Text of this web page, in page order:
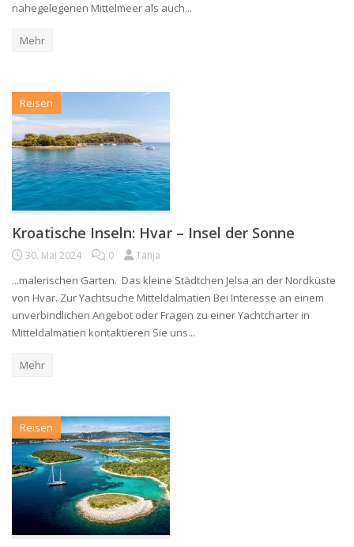
nahegelegenen Mittelmeer als auch...
Mehr
Reisen
Kroatische Inseln: Hvar – Insel der Sonne
30. Mai 2024 0 Tanja
...malerischen Garten. Das kleine Städtchen Jelsa an der Nordküste
von Hvar. Zur Yachtsuche Mitteldalmatien Bei Interesse an einem
unverbindlichen Angebot oder Fragen zu einer Yachtcharter in
Mitteldalmatien kontaktieren Sie uns...
Mehr
Reisen